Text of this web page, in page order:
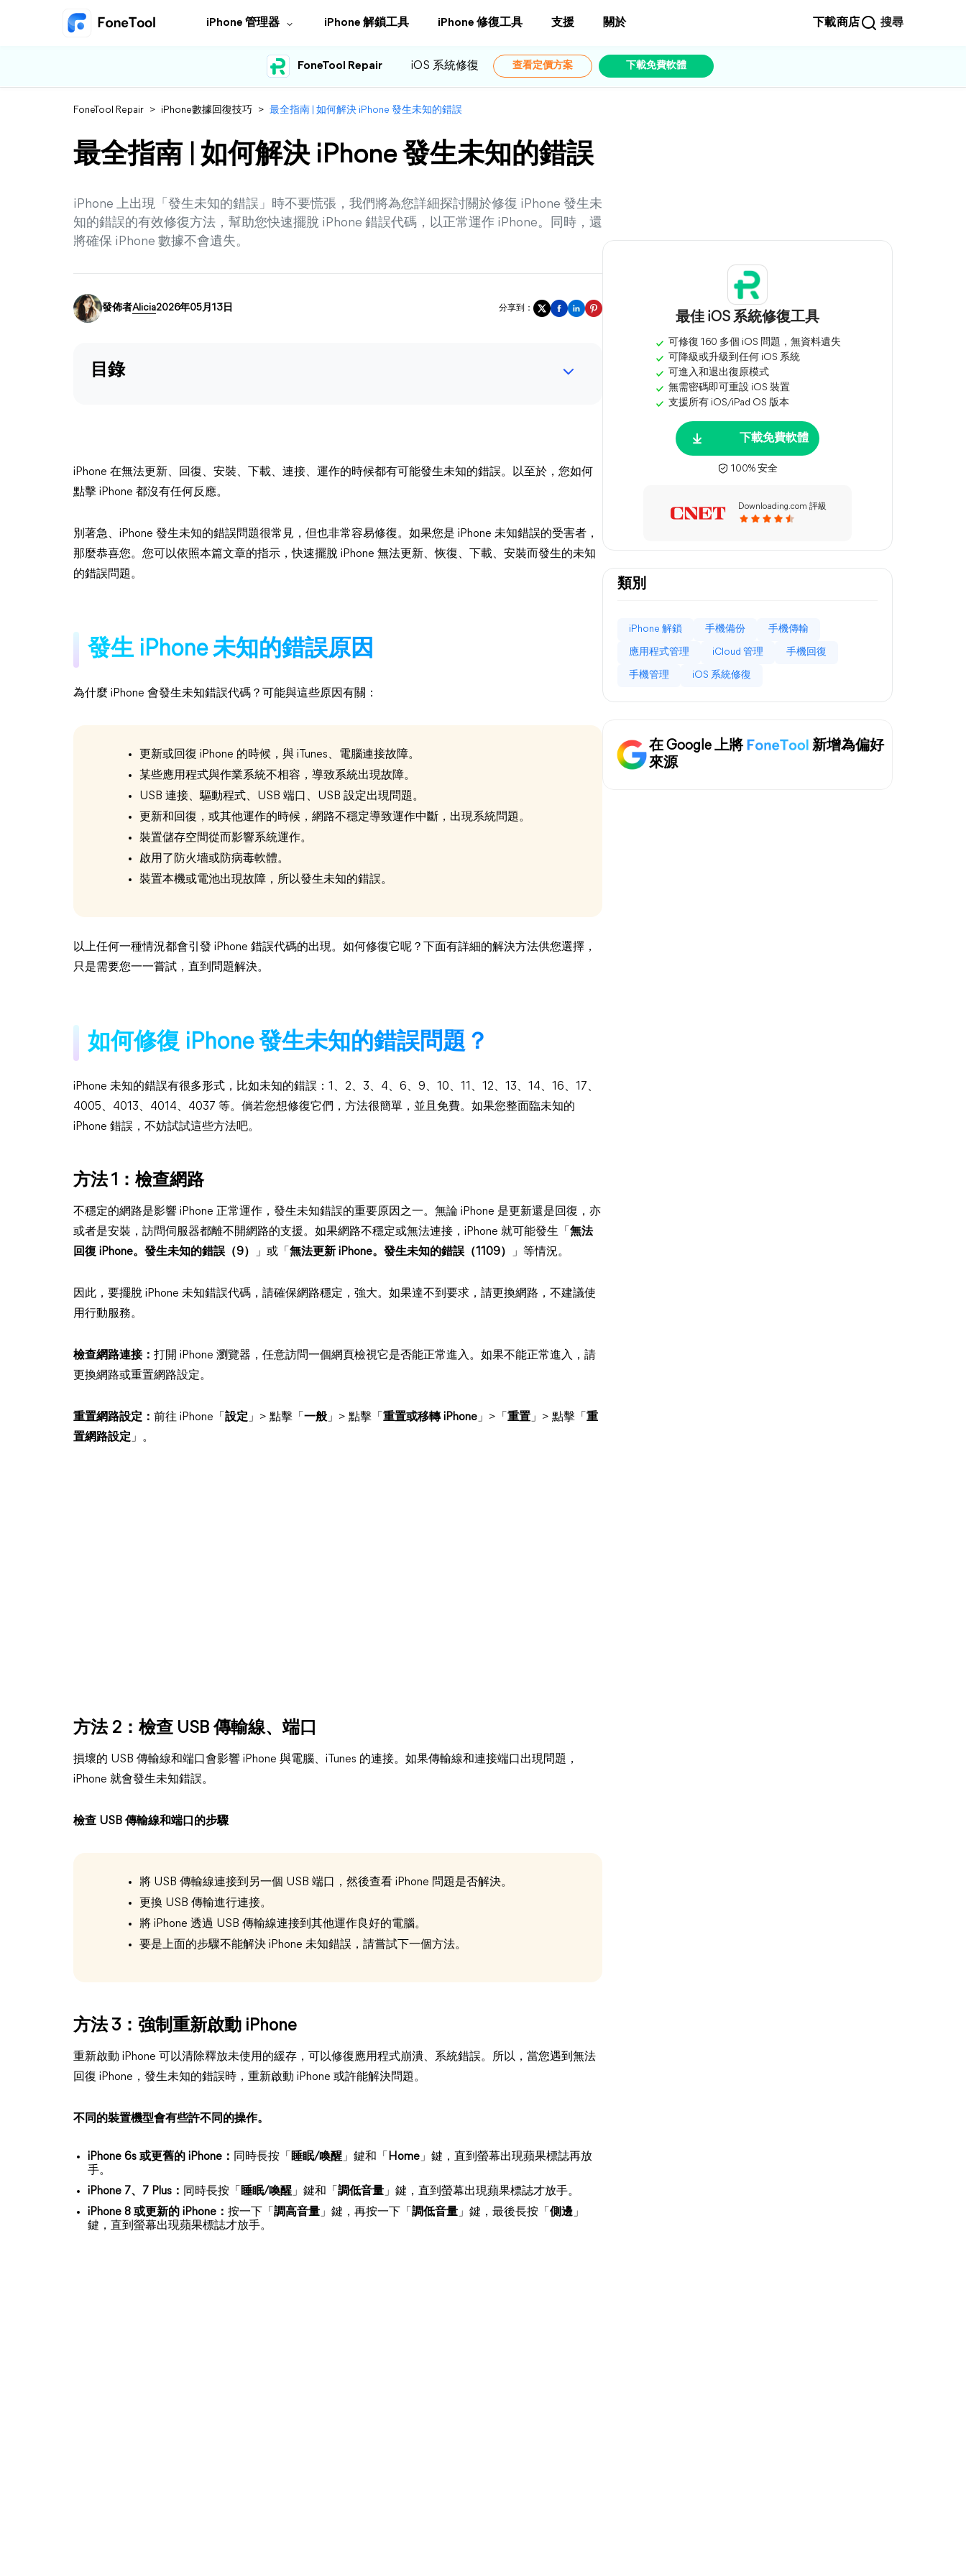
iPhone 管理器 iPhone 解鎖工具 iPhone 修復工具 支援 關於 下載商店 搜尋
FoneTool Repair iOS 系統修復 查看定價方案 下載免費軟體
FoneTool Repair > iPhone數據回復技巧 > 最全指南 | 如何解決 iPhone 發生未知的錯誤
最全指南 | 如何解決 iPhone 發生未知的錯誤
iPhone 上出現「發生未知的錯誤」時不要慌張，我們將為您詳細探討關於修復 iPhone 發生未
知的錯誤的有效修復方法，幫助您快速擺脫 iPhone 錯誤代碼，以正常運作 iPhone。同時，還
將確保 iPhone 數據不會遺失。
發佈者Alicia2026年05月13日 分享到：
目錄
iPhone 在無法更新、回復、安裝、下載、連接、運作的時候都有可能發生未知的錯誤。以至於，您如何
點擊 iPhone 都沒有任何反應。
別著急、iPhone 發生未知的錯誤問題很常見，但也非常容易修復。如果您是 iPhone 未知錯誤的受害者，
那麼恭喜您。您可以依照本篇文章的指示，快速擺脫 iPhone 無法更新、恢復、下載、安裝而發生的未知
的錯誤問題。
發生 iPhone 未知的錯誤原因
為什麼 iPhone 會發生未知錯誤代碼？可能與這些原因有關：
更新或回復 iPhone 的時候，與 iTunes、電腦連接故障。
某些應用程式與作業系統不相容，導致系統出現故障。
USB 連接、驅動程式、USB 端口、USB 設定出現問題。
更新和回復，或其他運作的時候，網路不穩定導致運作中斷，出現系統問題。
裝置儲存空間從而影響系統運作。
啟用了防火墻或防病毒軟體。
裝置本機或電池出現故障，所以發生未知的錯誤。
以上任何一種情況都會引發 iPhone 錯誤代碼的出現。如何修復它呢？下面有詳細的解決方法供您選擇，
只是需要您一一嘗試，直到問題解決。
如何修復 iPhone 發生未知的錯誤問題？
iPhone 未知的錯誤有很多形式，比如未知的錯誤：1、2、3、4、6、9、10、11、12、13、14、16、17、
4005、4013、4014、4037 等。倘若您想修復它們，方法很簡單，並且免費。如果您整面臨未知的
iPhone 錯誤，不妨試試這些方法吧。
方法 1：檢查網路
不穩定的網路是影響 iPhone 正常運作，發生未知錯誤的重要原因之一。無論 iPhone 是更新還是回復，亦
或者是安裝，訪問伺服器都離不開網路的支援。如果網路不穩定或無法連接，iPhone 就可能發生「 無法
回復 iPhone。發生未知的錯誤（9）
」或「 無法更新 iPhone。發生未知的錯誤（1109） 」等情況。
因此，要擺脫 iPhone 未知錯誤代碼，請確保網路穩定，強大。如果達不到要求，請更換網路，不建議使
用行動服務。
檢查網路連接： 打開 iPhone 瀏覽器，任意訪問一個網頁檢視它是否能正常進入。如果不能正常進入，請
更換網路或重置網路設定。
重置網路設定： 前往 iPhone「 設定 」> 點擊「 一般 」> 點擊「 重置或移轉 iPhone 」>「 重置 」> 點擊「 重
置網路設定 」。
方法 2：檢查 USB 傳輸線、端口
損壞的 USB 傳輸線和端口會影響 iPhone 與電腦、iTunes 的連接。如果傳輸線和連接端口出現問題，
iPhone 就會發生未知錯誤。
檢查 USB 傳輸線和端口的步驟
將 USB 傳輸線連接到另一個 USB 端口，然後查看 iPhone 問題是否解決。
更換 USB 傳輸進行連接。
將 iPhone 透過 USB 傳輸線連接到其他運作良好的電腦。
要是上面的步驟不能解決 iPhone 未知錯誤，請嘗試下一個方法。
方法 3：強制重新啟動 iPhone
重新啟動 iPhone 可以清除釋放未使用的緩存，可以修復應用程式崩潰、系統錯誤。所以，當您遇到無法
回復 iPhone，發生未知的錯誤時，重新啟動 iPhone 或許能解決問題。
不同的裝置機型會有些許不同的操作。
iPhone 6s 或更舊的 iPhone： 同時長按「 睡眠/喚醒 」鍵和「 Home 」鍵，直到螢幕出現蘋果標誌再放
手。
iPhone 7、7 Plus：
同時長按「 睡眠/喚醒 」鍵和「 調低音量 」鍵，直到螢幕出現蘋果標誌才放手。
iPhone 8 或更新的 iPhone： 按一下「 調高音量 」鍵，再按一下「 調低音量 」鍵，最後長按「 側邊 」
鍵，直到螢幕出現蘋果標誌才放手。
最佳 iOS 系統修復工具
可修復 160 多個 iOS 問題，無資料遺失
可降級或升級到任何 iOS 系統
可進入和退出復原模式
無需密碼即可重設 iOS 裝置
支援所有 iOS/iPad OS 版本
下載免費軟體
100% 安全
Downloading.com 評級
類別
iPhone 解鎖 手機備份 手機傳輸
應用程式管理 iCloud 管理 手機回復
手機管理 iOS 系統修復
在 Google 上將
新增為偏好
來源